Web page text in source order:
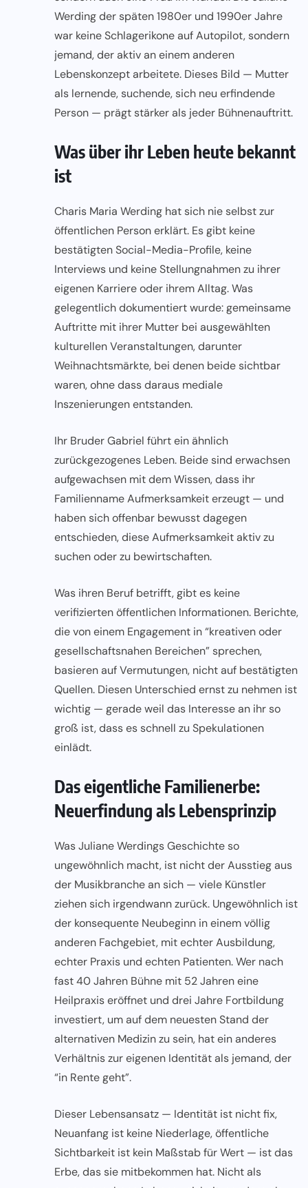
Werding der späten 1980er und 1990er Jahre
war keine Schlagerikone auf Autopilot, sondern
jemand, der aktiv an einem anderen
Lebenskonzept arbeitete. Dieses Bild — Mutter
als lernende, suchende, sich neu erfindende
Person — prägt stärker als jeder Bühnenauftritt.
Was über ihr Leben heute bekannt
ist
Charis Maria Werding hat sich nie selbst zur
öffentlichen Person erklärt. Es gibt keine
bestätigten Social-Media-Profile, keine
Interviews und keine Stellungnahmen zu ihrer
eigenen Karriere oder ihrem Alltag. Was
gelegentlich dokumentiert wurde: gemeinsame
Auftritte mit ihrer Mutter bei ausgewählten
kulturellen Veranstaltungen, darunter
Weihnachtsmärkte, bei denen beide sichtbar
waren, ohne dass daraus mediale
Inszenierungen entstanden.
Ihr Bruder Gabriel führt ein ähnlich
zurückgezogenes Leben. Beide sind erwachsen
aufgewachsen mit dem Wissen, dass ihr
Familienname Aufmerksamkeit erzeugt — und
haben sich offenbar bewusst dagegen
entschieden, diese Aufmerksamkeit aktiv zu
suchen oder zu bewirtschaften.
Was ihren Beruf betrifft, gibt es keine
verifizierten öffentlichen Informationen. Berichte,
die von einem Engagement in “kreativen oder
gesellschaftsnahen Bereichen” sprechen,
basieren auf Vermutungen, nicht auf bestätigten
Quellen. Diesen Unterschied ernst zu nehmen ist
wichtig — gerade weil das Interesse an ihr so
groß ist, dass es schnell zu Spekulationen
einlädt.
Das eigentliche Familienerbe:
Neuerfindung als Lebensprinzip
Was Juliane WerdingsGeschichteso
ungewöhnlich macht, ist nicht der Ausstieg aus
der Musikbranche an sich — viele Künstler
ziehen sich irgendwann zurück. Ungewöhnlich ist
der konsequente Neubeginn in einem völlig
anderen Fachgebiet, mit echter Ausbildung,
echter Praxis und echten Patienten. Wer nach
fast 40 Jahren Bühne mit 52 Jahren eine
Heilpraxis eröffnet und drei Jahre Fortbildung
investiert, um auf dem neuesten Stand der
alternativen Medizin zu sein, hat ein anderes
Verhältnis zur eigenen Identität als jemand, der
“in Rente geht”.
Dieser Lebensansatz — Identität ist nicht fix,
Neuanfang ist keine Niederlage, öffentliche
Sichtbarkeit ist kein Maßstab für Wert — ist das
Erbe, das sie mitbekommen hat. Nicht als